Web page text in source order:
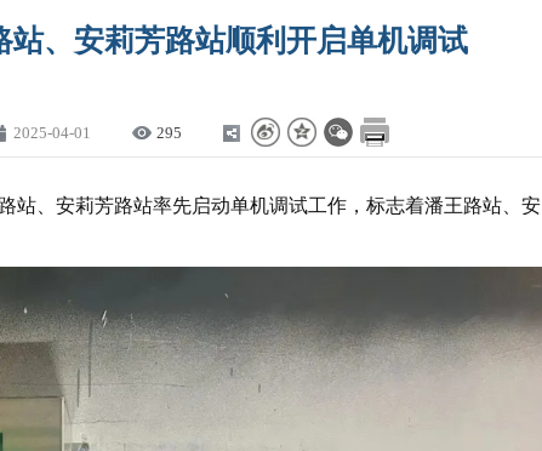
、安莉芳路站顺利开启单机调试
2025-04-01 295
站、安莉芳路站率先启动单机调试工作，标志着潘王路站、安